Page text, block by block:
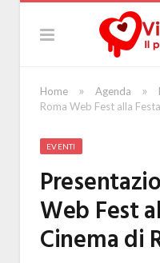
Home » Agenda »
Roma Web Fest alla
EVENTI
Web Fest
Cinema di